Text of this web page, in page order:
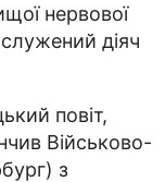
нервової
діяч
повіт,
Військово-
з